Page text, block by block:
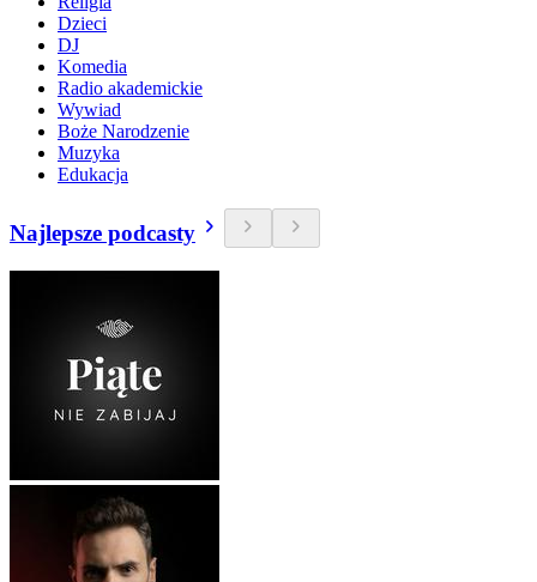
Dzieci
DJ
Komedia
Radio akademickie
Wywiad
Boże Narodzenie
Muzyka
Edukacja
Najlepsze podcasty